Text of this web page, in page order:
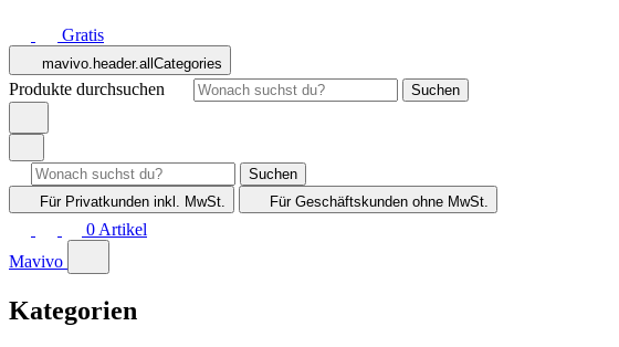
Gratis
mavivo.header.allCategories
Produkte durchsuchen Suchen
Suchen
Für Privatkunden inkl. MwSt. Für Geschäftskunden ohne MwSt.
0 Artikel
Mavivo
Kategorien